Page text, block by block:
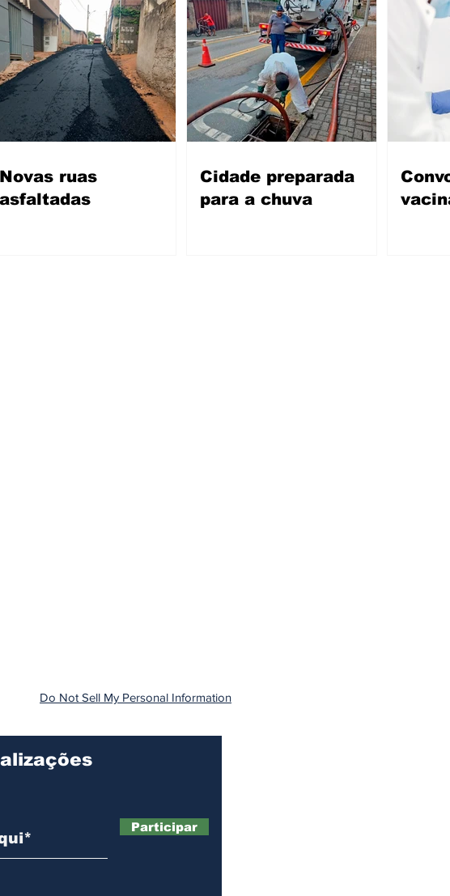
Novas ruas
asfaltadas
Cidade preparada
para a chuva
Do Not Sell My Personal Information
Participar